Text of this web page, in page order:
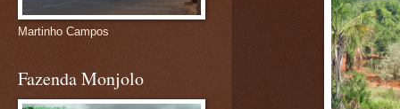
Martinho Campos
Fazenda Monjolo